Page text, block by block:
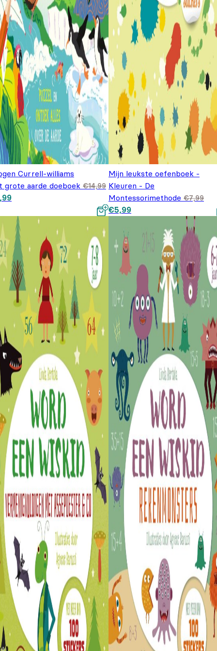
Currell-williams
grote aarde doeboek €14,99
prijs was:
Huidige prijs is: €7,99.
Mijn leukste oefenboek -
Kleuren - De
Montessorimethode €7,99
Oorspronkelijke prijs was:
€7,99.
€5,99Huidige prijs is: €5,99.